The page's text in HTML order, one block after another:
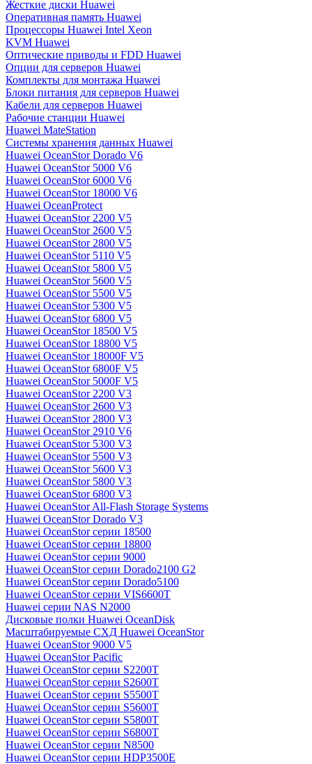
Жесткие диски Huawei
Оперативная память Huawei
Процессоры Huawei Intel Xeon
KVM Huawei
Оптические приводы и FDD Huawei
Опции для серверов Huawei
Комплекты для монтажа Huawei
Блоки питания для серверов Huawei
Кабели для серверов Huawei
Рабочие станции Huawei
Huawei MateStation
Системы хранения данных Huawei
Huawei OceanStor Dorado V6
Huawei OceanStor 5000 V6
Huawei OceanStor 6000 V6
Huawei OceanStor 18000 V6
Huawei OceanProtect
Huawei OceanStor 2200 V5
Huawei OceanStor 2600 V5
Huawei OceanStor 2800 V5
Huawei OceanStor 5110 V5
Huawei OceanStor 5800 V5
Huawei OceanStor 5600 V5
Huawei OceanStor 5500 V5
Huawei OceanStor 5300 V5
Huawei OceanStor 6800 V5
Huawei OceanStor 18500 V5
Huawei OceanStor 18800 V5
Huawei OceanStor 18000F V5
Huawei OceanStor 6800F V5
Huawei OceanStor 5000F V5
Huawei OceanStor 2200 V3
Huawei OceanStor 2600 V3
Huawei OceanStor 2800 V3
Huawei OceanStor 2910 V6
Huawei OceanStor 5300 V3
Huawei OceanStor 5500 V3
Huawei OceanStor 5600 V3
Huawei OceanStor 5800 V3
Huawei OceanStor 6800 V3
Huawei OceanStor All-Flash Storage Systems
Huawei OceanStor Dorado V3
Huawei OceanStor серии 18500
Huawei OceanStor серии 18800
Huawei OceanStor серии 9000
Huawei OceanStor серии Dorado2100 G2
Huawei OceanStor серии Dorado5100
Huawei OceanStor серии VIS6600T
Huawei серии NAS N2000
Дисковые полки Huawei OceanDisk
Масштабируемые СХД Huawei OceanStor
Huawei OceanStor 9000 V5
Huawei OceanStor Pacific
Huawei OceanStor серии S2200T
Huawei OceanStor серии S2600T
Huawei OceanStor серии S5500T
Huawei OceanStor серии S5600T
Huawei OceanStor серии S5800T
Huawei OceanStor серии S6800T
Huawei OceanStor серии N8500
Huawei OceanStor серии HDP3500E